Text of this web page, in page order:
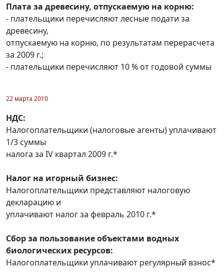
Плата за древесину, отпускаемую на корню:
- плательщики перечисляют лесные подати за
древесину,
отпускаемую на корню, по результатам перерасчета
за 2009 г.;
- плательщики перечисляют 10 % от годовой суммы
22 марта 2010
НДС:
Налогоплательщики (налоговые агенты) уплачивают
1/3 суммы
налога за IV квартал 2009 г.*
Налог на игорный бизнес:
Налогоплательщики представляют налоговую
декларацию и
уплачивают налог за февраль 2010 г.*
Сбор за пользование объектами водных
биологических ресурсов:
Налогоплательщики уплачивают регулярный взнос*